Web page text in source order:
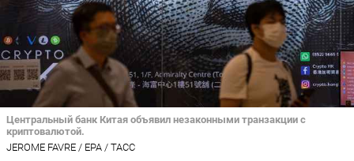
Центральный банк Китая объявил незаконными транзакции с
криптовалютой.
JEROME FAVRE / EPA / ТАСС